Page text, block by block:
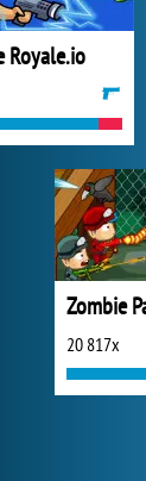
Royale.io
20 817x